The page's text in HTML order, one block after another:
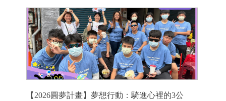
【2026圓夢計畫】夢想行動：騎進心裡的3公